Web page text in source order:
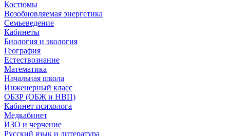
Костюмы
Возобновляемая энергетика
Семьеведение
Кабинеты
Биология и экология
География
Естествознание
Математика
Начальная школа
Инженерный класс
ОБЗР (ОБЖ и НВП)
Кабинет психолога
Медкабинет
ИЗО и черчение
Русский язык и литература